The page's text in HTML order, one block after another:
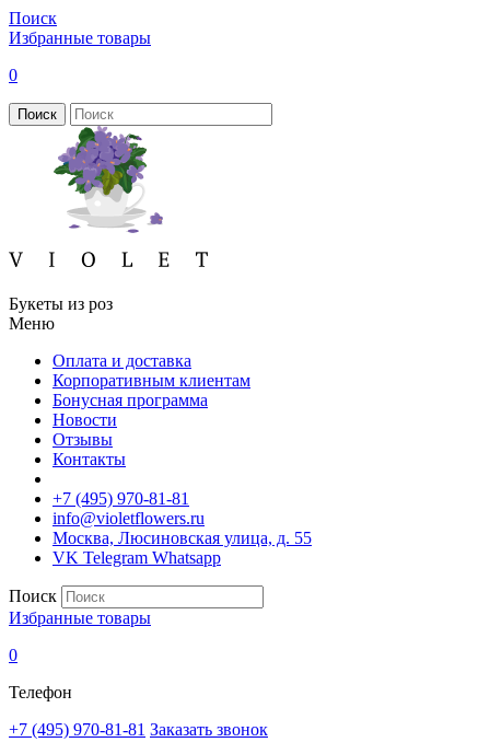
Поиск
Избранные товары
0
Поиск
Букеты из роз
Меню
Оплата и доставка
Корпоративным клиентам
Бонусная программа
Новости
Отзывы
Контакты
+7 (495) 970-81-81
info@violetflowers.ru
Москва, Люсиновская улица, д. 55
VK Telegram Whatsapp
Поиск
Избранные товары
0
Телефон
+7 (495) 970-81-81 Заказать звонок